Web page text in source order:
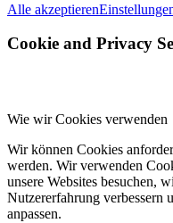
Alle akzeptieren
Cookie and Privacy
Wie wir Cookies verwenden
Wir können Cookies
werden. Wir verwenden
unsere Websites besuchen,
Nutzererfahrung verbessern
anpassen.